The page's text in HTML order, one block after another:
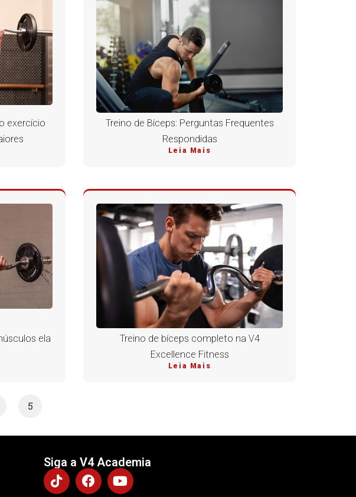
exercício
Treino de Bíceps: Perguntas Frequentes
Respondidas
Leia Mais
ela
Treino de bíceps completo na V4
Excellence Fitness
Leia Mais
5
Siga a V4 Academia